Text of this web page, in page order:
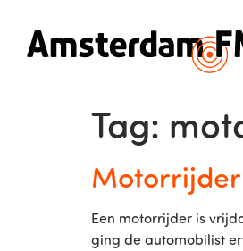
Tag:
Een motorrijder is
ging de automobilist